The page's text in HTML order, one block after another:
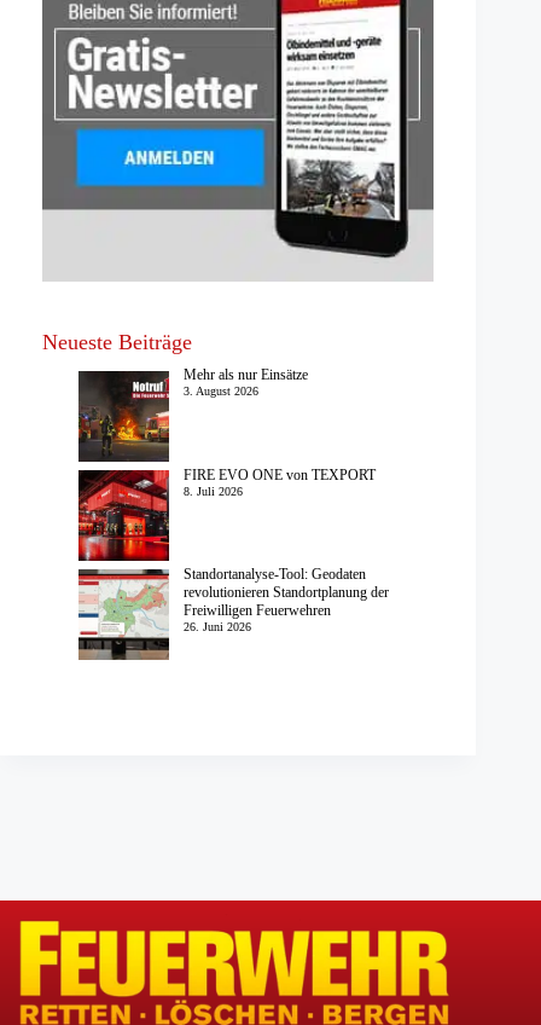
Neueste Beiträge
Mehr als nur Einsätze
3. August 2026
FIRE EVO ONE von TEXPORT
8. Juli 2026
Standortanalyse-Tool: Geodaten
revolutionieren Standortplanung der
Freiwilligen Feuerwehren
26. Juni 2026